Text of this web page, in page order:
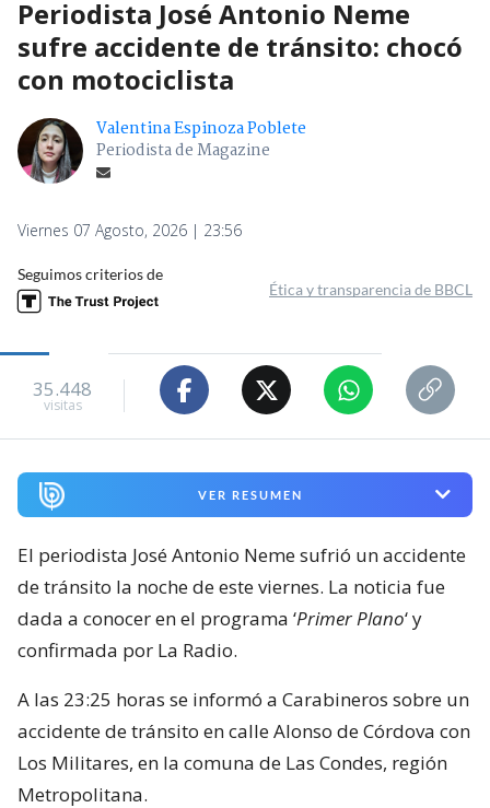
Periodista José Antonio Neme
sufre accidente de tránsito: chocó
con motociclista
Valentina Espinoza Poblete
Periodista de Magazine
Viernes 07 Agosto, 2026 | 23:56
Seguimos criterios de
Ética y transparencia de BBCL
35.448
visitas
VER RESUMEN
El periodista José Antonio Neme sufrió un accidente
de tránsito la noche de este viernes. La noticia fue
dada a conocer en el programa ‘Primer Plano‘ y
confirmada por La Radio.
A las 23:25 horas se informó a Carabineros sobre un
accidente de tránsito en calle Alonso de Córdova con
Los Militares, en la comuna de Las Condes, región
Metropolitana.